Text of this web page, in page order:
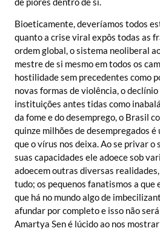
Bioeticamente, deveríamos todos
quanto a crise viral expôs todas as
ordem global, o sistema neoliberal
mestre de si mesmo em todos os
hostilidade sem precedentes como
novas formas de violência, o
instituições antes tidas como
da fome e do desemprego, o Brasil
quinze milhões de desempregados é
que o vírus nos deixa. Ao se privar o
suas capacidades ele adoece sob
adoecem outras diversas
tudo; os pequenos fanatismos a
que há no mundo algo de
afundar por completo e isso não
Amartya Sen é lúcido ao nos mostrar